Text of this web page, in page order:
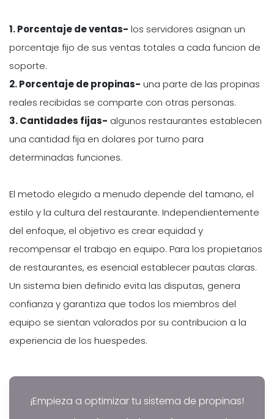
1. Porcentaje de ventas- los servidores asignan un
porcentaje fijo de sus ventas totales a cada funcion de
soporte.
2. Porcentaje de propinas- una parte de las propinas
reales recibidas se comparte con otras personas.
3. Cantidades fijas- algunos restaurantes establecen
una cantidad fija en dolares por turno para
determinadas funciones.
El metodo elegido a menudo depende del tamano, el
estilo y la cultura del restaurante. Independientemente
del enfoque, el objetivo es crear equidad y
recompensar el trabajo en equipo. Para los propietarios
de restaurantes, es esencial establecer pautas claras.
Un sistema bien definido evita las disputas, genera
confianza y garantiza que todos los miembros del
equipo se sientan valorados por su contribucion a la
experiencia de los huespedes.
¡Empieza a optimizar tu sistema de propinas!